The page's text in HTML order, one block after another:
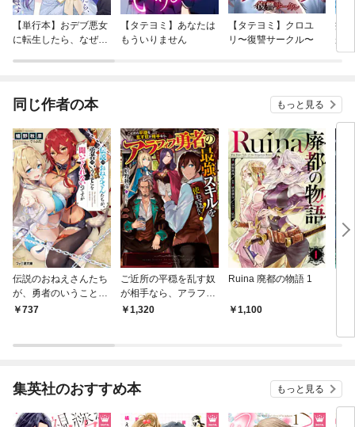
【単行本】おデブ悪女
に転生したら、なぜか
【タテヨミ】あなたは
もういりません
【タテヨミ】クロユ
リ〜復讐サークル〜
病
が
ぎ
同じ作者の本 もっと見る
伝説のおねえさんたち
が、勇者のいうことを
聞いてくれないのです
737
ご近所の平穏を乱す奴
が相手なら、アラフィ
フ勇者の最強スキルを
1,320
Ruina 廃都の物語 1
1,100
集英社のおすすめ本 もっと見る